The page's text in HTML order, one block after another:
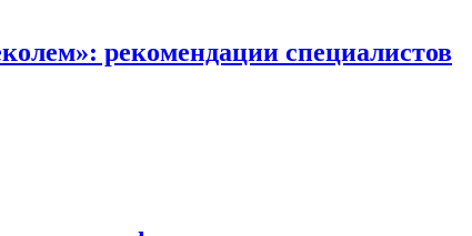
рекомендации специалистов